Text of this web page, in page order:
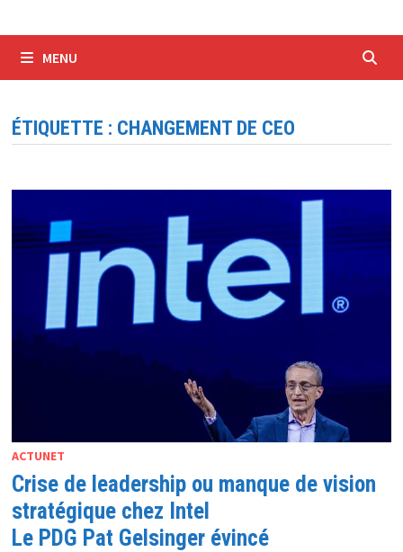
MENU
ÉTIQUETTE : CHANGEMENT DE CEO
ACTUNET
Crise de leadership ou manque de vision
stratégique chez Intel
Le PDG Pat Gelsinger évincé